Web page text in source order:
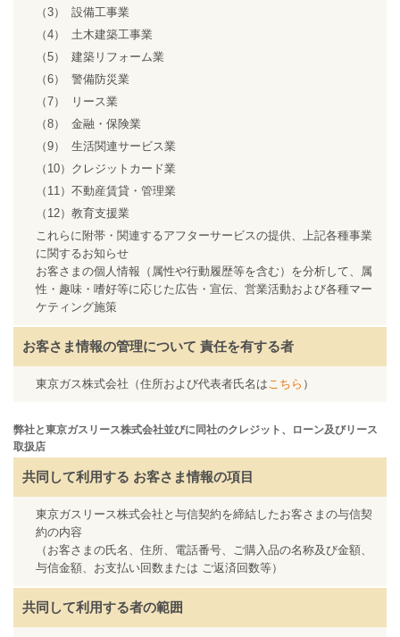
（3）
設備工事業
（4）
土木建築工事業
（5）
建築リフォーム業
（6）
警備防災業
（7）
リース業
（8）
金融・保険業
（9）
生活関連サービス業
（10） クレジットカード業
（11） 不動産賃貸・管理業
（12） 教育支援業
これらに附帯・関連するアフターサービスの提供、上記各種事業
に関するお知らせ
お客さまの個人情報（属性や行動履歴等を含む）を分析して、属
性・趣味・嗜好等に応じた広告・宣伝、営業活動および各種マー
ケティング施策
お客さま情報の管理について 責任を有する者
東京ガス株式会社（住所および代表者氏名はこちら ）
弊社と東京ガスリース株式会社並びに同社のクレジット、ローン及びリース
取扱店
共同して利用する お客さま情報の項目
東京ガスリース株式会社と与信契約を締結したお客さまの与信契
約の内容
（お客さまの氏名、住所、電話番号、ご購入品の名称及び金額、
与信金額、お支払い回数または ご返済回数等）
共同して利用する者の範囲